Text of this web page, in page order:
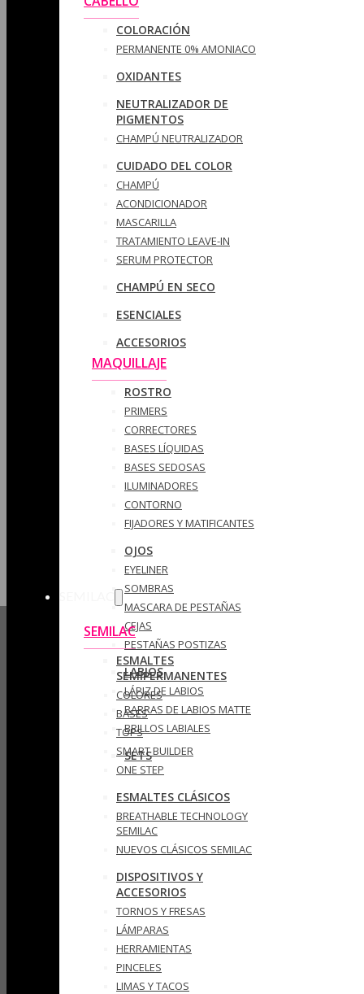
COLORACIÓN
PERMANENTE 0% AMONIACO
OXIDANTES
NEUTRALIZADOR DE
PIGMENTOS
CHAMPÚ NEUTRALIZADOR
CUIDADO DEL COLOR
CHAMPÚ
ACONDICIONADOR
MASCARILLA
TRATAMIENTO LEAVE-IN
SERUM PROTECTOR
CHAMPÚ EN SECO
ESENCIALES
ACCESORIOS
MAQUILLAJE
ROSTRO
PRIMERS
CORRECTORES
BASES LÍQUIDAS
BASES SEDOSAS
ILUMINADORES
CONTORNO
FIJADORES Y MATIFICANTES
OJOS
EYELINER
SOMBRAS
MASCARA DE PESTAÑAS
CEJAS
PESTAÑAS POSTIZAS
LABIOS
LÁPIZ DE LABIOS
BARRAS DE LABIOS MATTE
BRILLOS LABIALES
SETS
SEMILAC
ESMALTES
SEMIPERMANENTES
COLORES
BASES
TOPS
SMART BUILDER
ONE STEP
ESMALTES CLÁSICOS
BREATHABLE TECHNOLOGY
SEMILAC
NUEVOS CLÁSICOS SEMILAC
DISPOSITIVOS Y
ACCESORIOS
TORNOS Y FRESAS
LÁMPARAS
HERRAMIENTAS
PINCELES
LIMAS Y TACOS